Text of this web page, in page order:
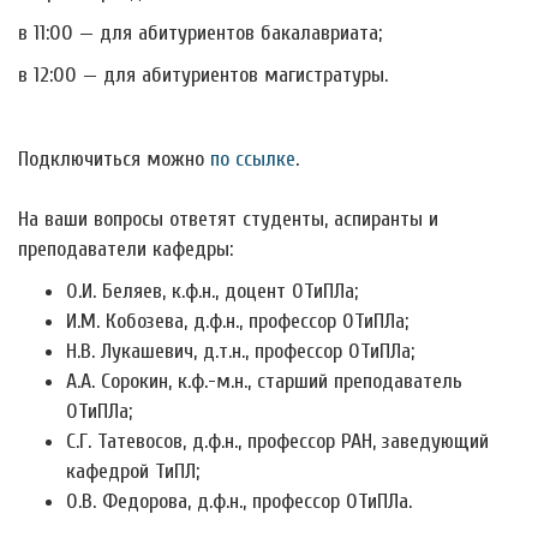
в 11:00 — для абитуриентов бакалавриата;
в 12:00 — для абитуриентов магистратуры.
Подключиться можно по ссылке.
На ваши вопросы ответят студенты, аспиранты и
преподаватели кафедры:
О.И. Беляев, к.ф.н., доцент ОТиПЛа;
И.М. Кобозева, д.ф.н., профессор ОТиПЛа;
Н.В. Лукашевич, д.т.н., профессор ОТиПЛа;
А.А. Сорокин, к.ф.-м.н., старший преподаватель
ОТиПЛа;
С.Г. Татевосов, д.ф.н., профессор РАН, заведующий
кафедрой ТиПЛ;
О.В. Федорова, д.ф.н., профессор ОТиПЛа.